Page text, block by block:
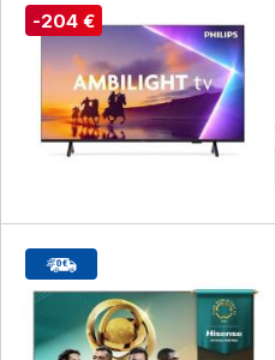
-204 €